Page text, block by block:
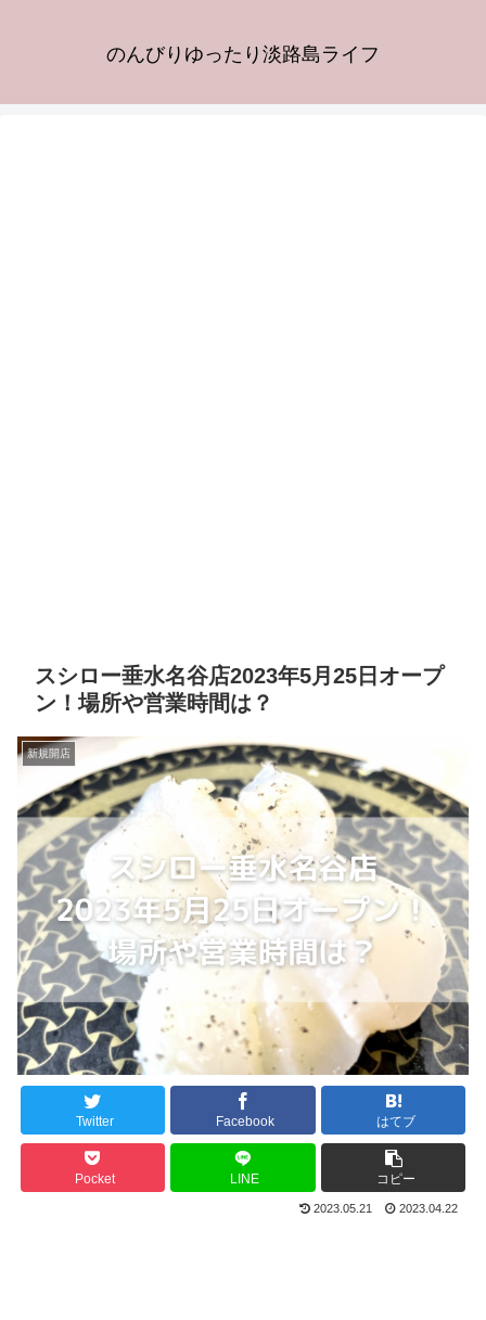
のんびりゆったり淡路島ライフ
スシロー垂水名谷店2023年5月25日オープ
ン！場所や営業時間は？
新規開店
Twitter Facebook はてブ
Pocket LINE コピー
2023.05.21 2023.04.22